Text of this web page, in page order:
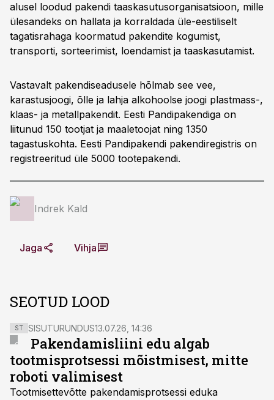
alusel loodud pakendi taaskasutusorganisatsioon, mille
ülesandeks on hallata ja korraldada üle-eestiliselt
tagatisrahaga koormatud pakendite kogumist,
transporti, sorteerimist, loendamist ja taaskasutamist.
Vastavalt pakendiseadusele hõlmab see vee,
karastusjoogi, õlle ja lahja alko­hoolse joogi plastmass-,
klaas- ja metallpakendit. Eesti Pandipakendiga on
liitunud 150 tootjat ja maaletoojat ning 1350
tagastuskohta. Eesti Pandipakendi pakendiregistris on
registreeritud üle 5000 tootepakendi.
Indrek Kald
Jaga Vihja
SEOTUD LOOD
ST SISUTURUNDUS13.07.26, 14:36
Pakendamisliini edu algab
tootmisprotsessi mõistmisest, mitte
roboti valimisest
Tootmisettevõtte pakendamisprotsessi eduka